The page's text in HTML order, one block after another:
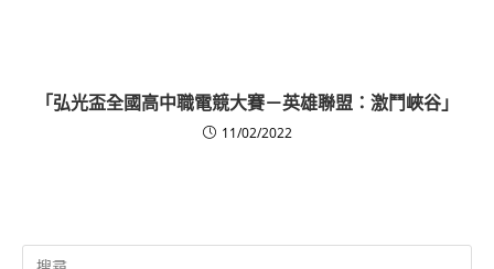
「弘光盃全國高中職電競大賽－英雄聯盟：激鬥峽谷」
11/02/2022
Search